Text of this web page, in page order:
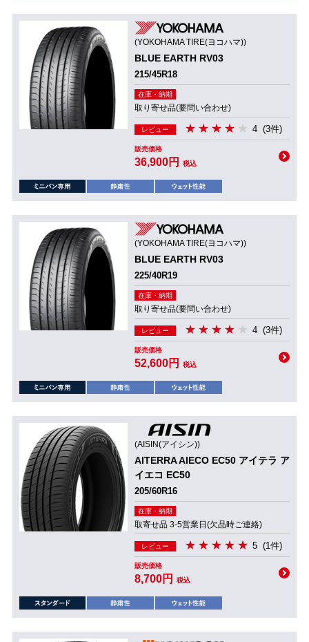
(YOKOHAMA TIRE(ヨコハマ))
BLUE EARTH RV03
215/45R18
在庫・納期
取り寄せ品(要問い合わせ)
レビュー 4 (3件)
販売価格
36,900円 税込
(YOKOHAMA TIRE(ヨコハマ))
BLUE EARTH RV03
225/40R19
在庫・納期
取り寄せ品(要問い合わせ)
レビュー 4 (3件)
販売価格
52,600円 税込
(AISIN(アイシン))
AITERRA AIECO EC50 アイテラ ア
イエコ EC50
205/60R16
在庫・納期
取寄せ品 3-5営業日(欠品時ご連絡)
レビュー 5 (1件)
販売価格
8,700円 税込